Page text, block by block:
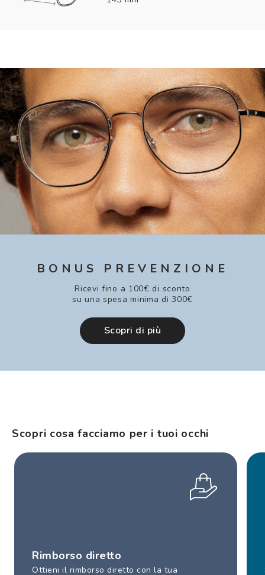
BONUS PREVENZIONE
Ricevi fino a 100€ di sconto
su una spesa minima di 300€
Scopri di più
Scopri cosa facciamo per i tuoi occhi
Rimborso diretto
Ottieni il rimborso diretto con la tua